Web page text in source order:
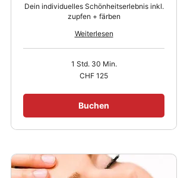
Dein individuelles Schönheitserlebnis inkl.
zupfen + färben
Weiterlesen
1 Std. 30 Min.
CHF 125
Buchen